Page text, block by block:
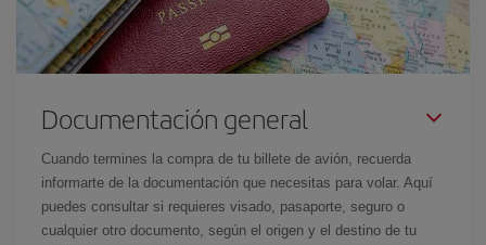
Documentación general
Cuando termines la compra de tu billete de avión, recuerda
informarte de la documentación que necesitas para volar. Aquí
puedes consultar si requieres visado, pasaporte, seguro o
cualquier otro documento, según el origen y el destino de tu